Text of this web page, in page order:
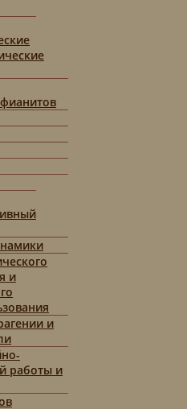
и
и
работы и